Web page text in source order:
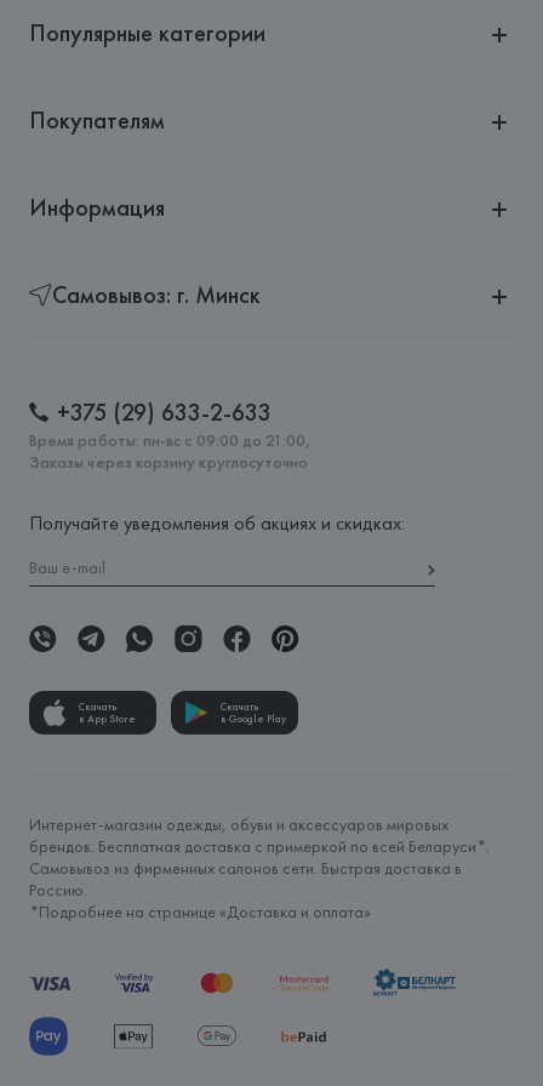
Популярные категории
Покупателям
Информация
Самовывоз: г. Минск
+375 (29) 633-2-633
Время работы: пн-вс с 09:00 до 21:00,
Заказы через корзину круглосуточно
Получайте уведомления об акциях и скидках:
Скачать
в App Store
Скачать
в Google Play
Интернет-магазин одежды, обуви и аксессуаров мировых
брендов. Бесплатная доставка с примеркой по всей Беларуси*.
Самовывоз из фирменных салонов сети. Быстрая доставка в
Россию.
*Подробнее на странице «Доставка и оплата»